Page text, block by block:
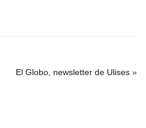
El Globo, newsletter de Ulises »